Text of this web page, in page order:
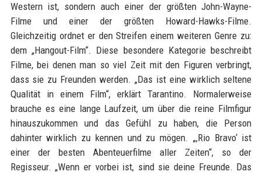
Western ist, sondern auch einer der größten John-Wayne-
Filme und einer der größten Howard-Hawks-Filme.
Gleichzeitig ordnet er den Streifen einem weiteren Genre zu:
dem „Hangout-Film“. Diese besondere Kategorie beschreibt
Filme, bei denen man so viel Zeit mit den Figuren verbringt,
dass sie zu Freunden werden. „Das ist eine wirklich seltene
Qualität in einem Film“, erklärt Tarantino. Normalerweise
brauche es eine lange Laufzeit, um über die reine Filmfigur
hinauszukommen und das Gefühl zu haben, die Person
dahinter wirklich zu kennen und zu mögen. „,Rio Bravo‘ ist
einer der besten Abenteuerfilme aller Zeiten“, so der
Regisseur. „Wenn er vorbei ist, sind sie deine Freunde. Das